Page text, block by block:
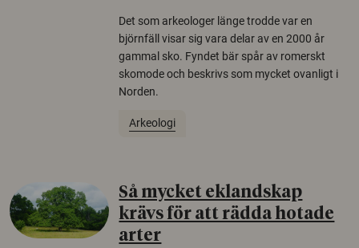
Det som arkeologer länge trodde var en
björnfäll visar sig vara delar av en 2000 år
gammal sko. Fyndet bär spår av romerskt
skomode och beskrivs som mycket ovanligt i
Norden.
Arkeologi
Så mycket eklandskap
krävs för att rädda hotade
arter